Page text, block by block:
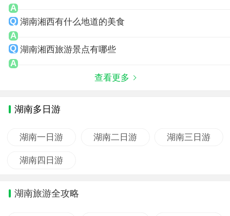
湖南湘西有什么地道的美食
湖南湘西旅游景点有哪些
查看更多
湖南多日游
湖南一日游 湖南二日游 湖南三日游
湖南四日游
湖南旅游全攻略